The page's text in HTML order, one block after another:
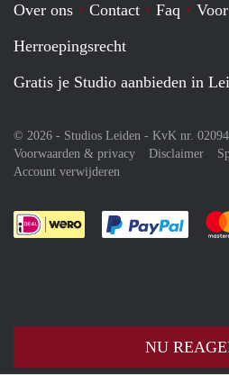
NU
Over ons Contact Faq
Herroepingsrecht
Gratis je Studio aanbieden in
© 2026 - Studios Leiden - KvK nr.
Voorwaarden & privacy
Disclaimer
Account verwijderen
Je